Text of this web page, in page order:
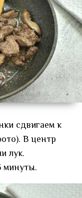
сдвигаем к
В центр
лук.
минуты.